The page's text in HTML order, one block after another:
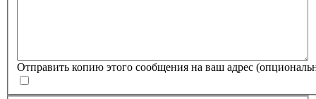
Отправить копию этого сообщения на ваш адрес